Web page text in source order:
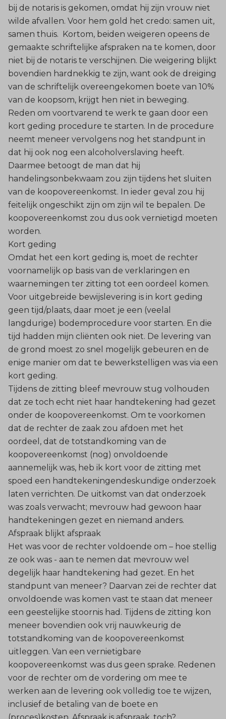
bij de notaris is gekomen, omdat hij zijn vrouw niet
wilde afvallen. Voor hem gold het credo: samen uit,
samen thuis. Kortom, beiden weigeren opeens de
gemaakte schriftelijke afspraken na te komen, door
niet bij de notaris te verschijnen. Die weigering blijkt
bovendien hardnekkig te zijn, want ook de dreiging
van de schriftelijk overeengekomen boete van 10%
van de koopsom, krijgt hen niet in beweging.
Reden om voortvarend te werk te gaan door een
kort geding procedure te starten. In de procedure
neemt meneer vervolgens nog het standpunt in
dat hij ook nog een alcoholverslaving heeft.
Daarmee betoogt de man dat hij
handelingsonbekwaam zou zijn tijdens het sluiten
van de koopovereenkomst. In ieder geval zou hij
feitelijk ongeschikt zijn om zijn wil te bepalen. De
koopovereenkomst zou dus ook vernietigd moeten
worden.
Kort geding
Omdat het een kort geding is, moet de rechter
voornamelijk op basis van de verklaringen en
waarnemingen ter zitting tot een oordeel komen.
Voor uitgebreide bewijslevering is in kort geding
geen tijd/plaats, daar moet je een (veelal
langdurige) bodemprocedure voor starten. En die
tijd hadden mijn cliënten ook niet. De levering van
de grond moest zo snel mogelijk gebeuren en de
enige manier om dat te bewerkstelligen was via een
kort geding.
Tijdens de zitting bleef mevrouw stug volhouden
dat ze toch echt niet haar handtekening had gezet
onder de koopovereenkomst. Om te voorkomen
dat de rechter de zaak zou afdoen met het
oordeel, dat de totstandkoming van de
koopovereenkomst (nog) onvoldoende
aannemelijk was, heb ik kort voor de zitting met
spoed een handtekeningendeskundige onderzoek
laten verrichten. De uitkomst van dat onderzoek
was zoals verwacht; mevrouw had gewoon haar
handtekeningen gezet en niemand anders.
Afspraak blijkt afspraak
Het was voor de rechter voldoende om – hoe stellig
ze ook was - aan te nemen dat mevrouw wel
degelijk haar handtekening had gezet. En het
standpunt van meneer? Daarvan zei de rechter dat
onvoldoende was komen vast te staan dat meneer
een geestelijke stoornis had. Tijdens de zitting kon
meneer bovendien ook vrij nauwkeurig de
totstandkoming van de koopovereenkomst
uitleggen. Van een vernietigbare
koopovereenkomst was dus geen sprake. Redenen
voor de rechter om de vordering om mee te
werken aan de levering ook volledig toe te wijzen,
inclusief de betaling van de boete en
(proces)kosten. Afspraak is afspraak, toch?